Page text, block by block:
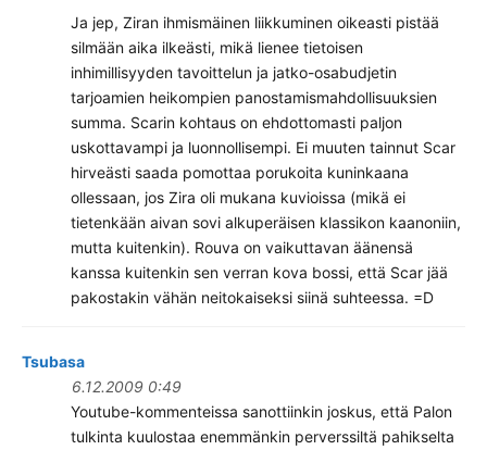
Ja jep, Ziran ihmismäinen liikkuminen oikeasti pistää
silmään aika ilkeästi, mikä lienee tietoisen
inhimillisyyden tavoittelun ja jatko-osabudjetin
tarjoamien heikompien panostamismahdollisuuksien
summa. Scarin kohtaus on ehdottomasti paljon
uskottavampi ja luonnollisempi. Ei muuten tainnut Scar
hirveästi saada pomottaa porukoita kuninkaana
ollessaan, jos Zira oli mukana kuvioissa (mikä ei
tietenkään aivan sovi alkuperäisen klassikon kaanoniin,
mutta kuitenkin). Rouva on vaikuttavan äänensä
kanssa kuitenkin sen verran kova bossi, että Scar jää
pakostakin vähän neitokaiseksi siinä suhteessa. =D
Tsubasa
6.12.2009 0:49
Youtube-kommenteissa sanottiinkin joskus, että Palon
tulkinta kuulostaa enemmänkin perverssiltä pahikselta